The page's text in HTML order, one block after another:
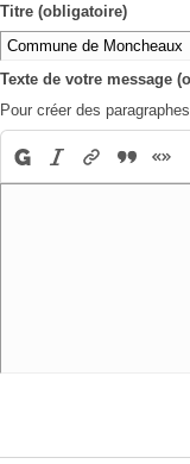
Titre (obligatoire)
Texte de votre message
Pour créer des